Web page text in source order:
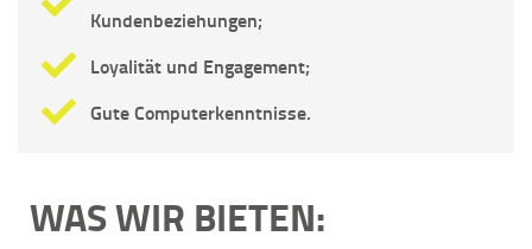
Kundenbeziehungen;
Loyalität und Engagement;
Gute Computerkenntnisse.
WAS WIR BIETEN: